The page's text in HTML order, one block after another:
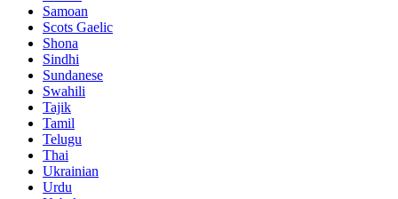
Samoan
Scots Gaelic
Shona
Sindhi
Sundanese
Swahili
Tajik
Tamil
Telugu
Thai
Ukrainian
Urdu